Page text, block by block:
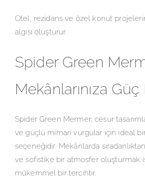
Otel, rezidans ve özel konut
algısı oluşturur.
Spider Green
Mekânlarınıza Güç
Spider Green Mermer; cesur
ve güçlü mimari vurgular için ideal
seçeneğidir. Mekânlarda
ve sofistike bir atmosfer oluşturmak
mükemmel bir tercihtir.